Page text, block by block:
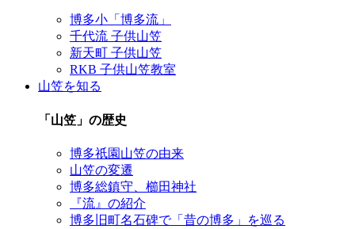
博多小「博多流」
千代流 子供山笠
新天町 子供山笠
RKB 子供山笠教室
山笠を知る
「山笠」の歴史
博多祇園山笠の由来
山笠の変遷
博多総鎮守、櫛田神社
『流』の紹介
博多旧町名石碑で「昔の博多」を巡る